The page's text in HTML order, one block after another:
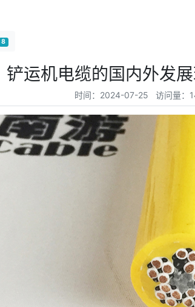
8
铲运机电缆的国内外发
时间：2024-07-25 访问量：